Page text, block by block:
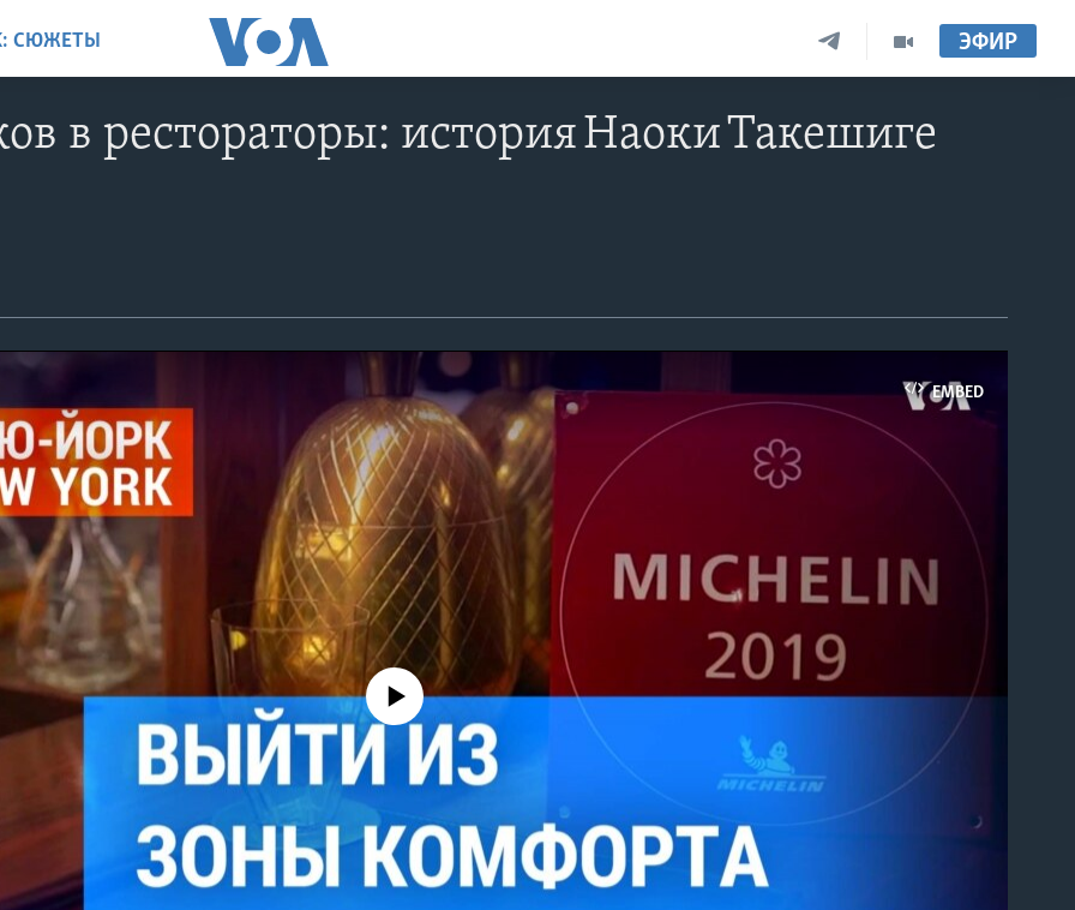
СЮЖЕТЫ ЭФИР
в рестораторы: история Наоки Такешиге
EMBED
No media source currently available